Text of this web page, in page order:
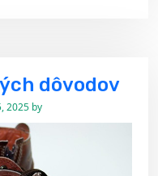
dôvodov
2025by